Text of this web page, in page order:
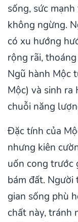
sống, sức
không ngừng.
có xu hướng
rộng rãi,
Ngũ hành Mộc
Mộc) và sinh ra
chuỗi năng
Đặc tính của
nhưng kiên
uốn cong trước
bám đất.
gian sống phù
chất này, tránh